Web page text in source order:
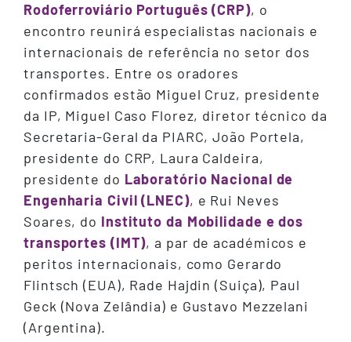
Rodoferroviário Português (CRP), o
encontro reunirá especialistas nacionais e
internacionais de referência no setor dos
transportes. Entre os oradores
confirmados estão Miguel Cruz, presidente
da IP, Miguel Caso Florez, diretor técnico da
Secretaria-Geral da PIARC, João Portela,
presidente do CRP, Laura Caldeira,
presidente do Laboratório Nacional de
Engenharia Civil (LNEC), e Rui Neves
Soares, do Instituto da Mobilidade e dos
transportes (IMT), a par de académicos e
peritos internacionais, como Gerardo
Flintsch (EUA), Rade Hajdin (Suiça), Paul
Geck (Nova Zelândia) e Gustavo Mezzelani
(Argentina).